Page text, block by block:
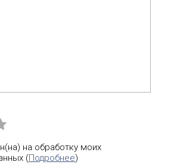
на обработку моих
(Подробнее)